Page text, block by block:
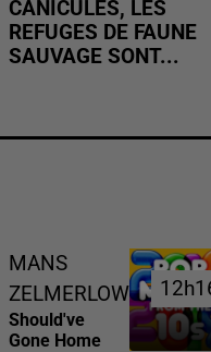
CANICULES, LES
REFUGES DE FAUNE
SAUVAGE SONT...
MANS
ZELMERLOW
Should've
Gone Home